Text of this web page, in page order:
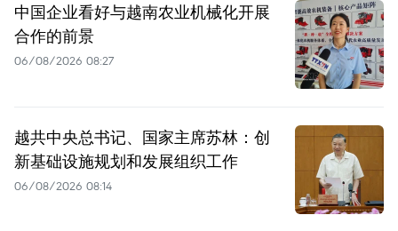
中国企业看好与越南农业机械化开展
合作的前景
06/08/2026 08:27
越共中央总书记、国家主席苏林：创
新基础设施规划和发展组织工作
06/08/2026 08:14